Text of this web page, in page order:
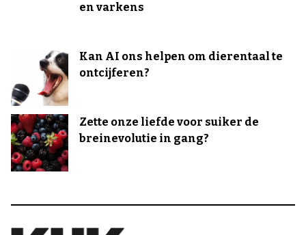
en varkens
Kan AI ons helpen om dierentaal te
ontcijferen?
Zette onze liefde voor suiker de
breinevolutie in gang?